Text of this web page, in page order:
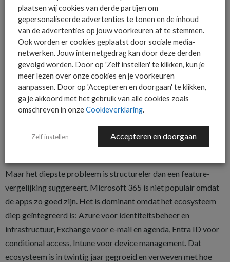
van hoe snel een veelbelovend initiatief in turbulent vaarwater
terechtkomt. En ook bij Office.eu en Liber Desk geldt dat
bewezen massa-adoptie nog ontbreekt.
Wat er nog ontbreekt
De eerlijkheid gebiedt te zeggen dat geen van de drie
initiatieven de volledige belofte al waarmaakt.
Gebruikerservaring, mobiele apps, volwaardige Teams-
vervanging, AI-integratie: dat zijn de echte drempels voor
brede adoptie, en op al die punten lopen de alternatieven
Maar het diepste probleem is structureler dan een feature-
vergelijking suggereert. Microsoft 365 is niet populair omdat
de apps zo goed zijn. Het is dominant omdat het ecosysteem
diep geïntegreerd is: Azure voor identiteitsbeheer en
infrastructuur, Exchange voor e-mail en agenda, Entra ID voor
conditional access, Intune voor device management. Dat
ecosysteem is in twintig jaar gegroeid en verweven met hoe
plaatsen wij cookies van derde partijen om
gepersonaliseerde advertenties te tonen en de inhoud
van de advertenties op jouw voorkeuren af te stemmen.
Ook worden er cookies geplaatst door sociale media-
netwerken. Jouw internetgedrag kan door deze derden
gevolgd worden. Door op 'Zelf instellen' te klikken, kun je
meer lezen over onze cookies en je voorkeuren
aanpassen. Door op 'Accepteren en doorgaan' te klikken,
ga je akkoord met het gebruik van alle cookies zoals
omschreven in onzeCookieverklaring.
Zelf instellen Accepteren en doorgaan